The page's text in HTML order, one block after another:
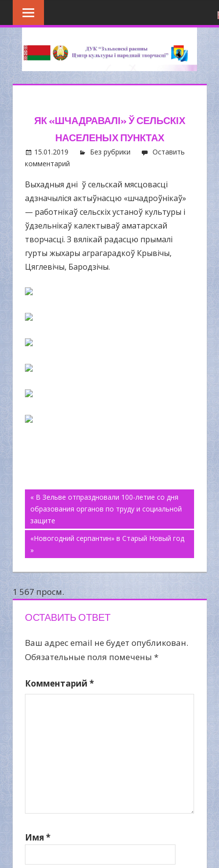
Перейти
ЯК «ШЧАДРАВАЛІ» Ў СЕЛЬСКІХ
НАСЕЛЕНЫХ ПУНКТАХ
15.01.2019 Без рубрики
Оставить
комментарий
Выхадныя дні ў сельскай мясцовасці
адзначыліся актыўнасцю «шчадроўнікаў»
— работнікаў сельскіх устаноў культуры і
ўдзельнікаў калектываў аматарскай
творчасці. З вялікай радасцю прымалі
гурты жыхары аграгарадкоў Крывічы,
Цяглевічы, Бародзічы.
Навигация
по
записям
« В Зельве отпраздновали 100-летие со дня
образования органов по труду и социальной
защите
«Новогодний серпантин» в Старый Новый год
»
1 567 просм.
ОСТАВИТЬ ОТВЕТ
Ваш адрес email не будет опубликован.
Обязательные поля помечены *
Комментарий *
Имя *